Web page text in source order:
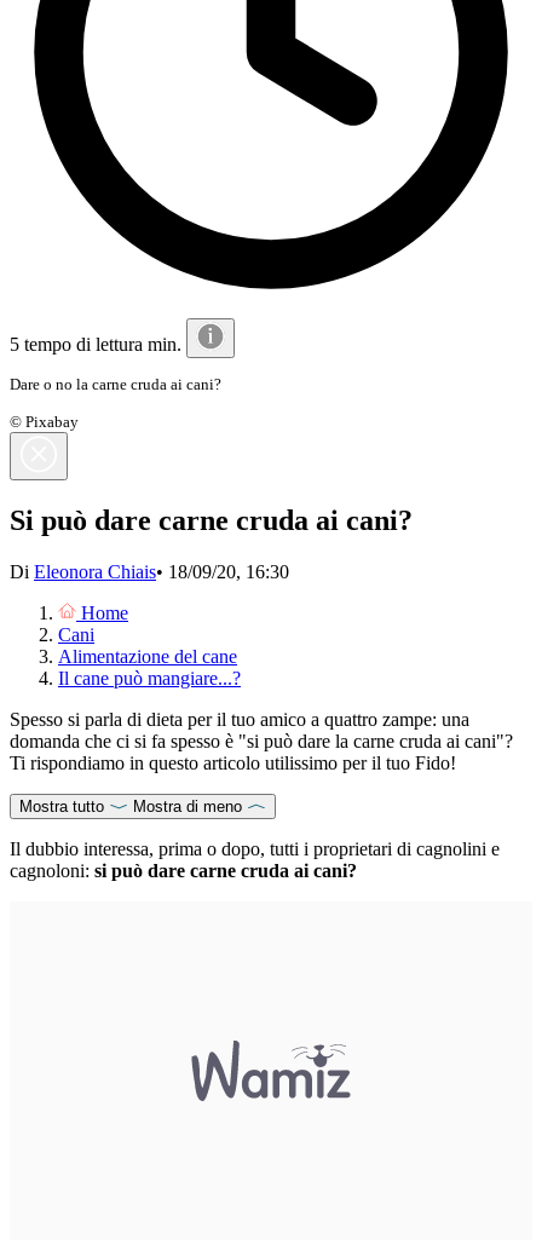
5 tempo di lettura min.
Dare o no la carne cruda ai cani?
© Pixabay
Si può dare carne cruda ai cani?
Di Eleonora Chiais• 18/09/20, 16:30
Home
Cani
Alimentazione del cane
Il cane può mangiare...?
Spesso si parla di dieta per il tuo amico a quattro zampe: una
domanda che ci si fa spesso è "si può dare la carne cruda ai cani"?
Ti rispondiamo in questo articolo utilissimo per il tuo Fido!
Mostra tutto Mostra di meno
Il dubbio interessa, prima o dopo, tutti i proprietari di cagnolini e
cagnoloni: si può dare carne cruda ai cani?